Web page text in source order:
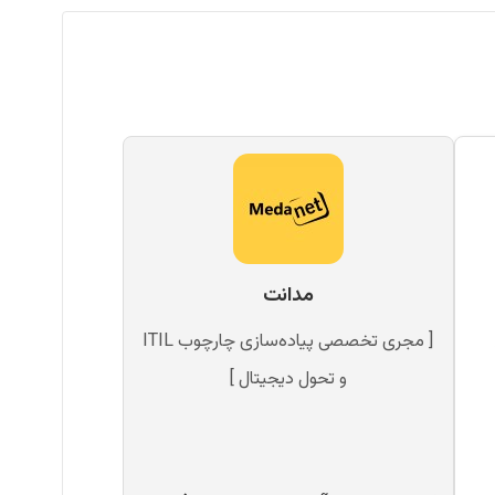
مدانت
[ مجری تخصصی پیاده‌سازی چارچوب ITIL
و تحول دیجیتال ]